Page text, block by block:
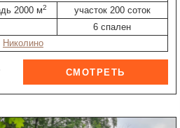
2000 м2
участок 200 соток
6 спален
Николино